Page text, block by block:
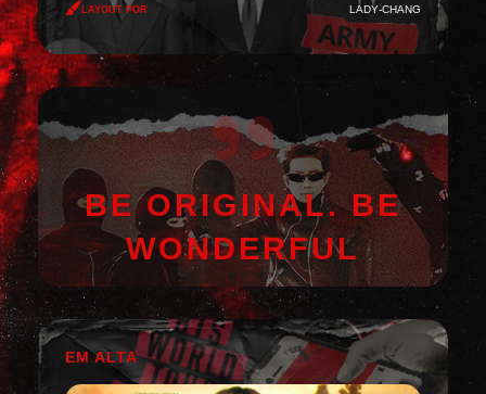
Layout por Lady-Chang
BE ORIGINAL. BE
WONDERFUL
EM ALTA